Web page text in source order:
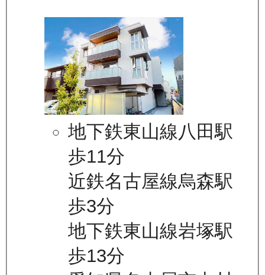
地下鉄東山線八田駅
歩11分
近鉄名古屋線烏森駅
歩3分
地下鉄東山線岩塚駅
歩13分